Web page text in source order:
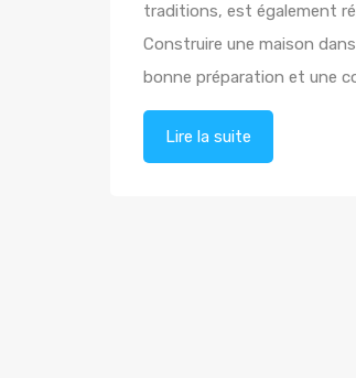
traditions, est également
Construire une maison
bonne préparation et une
Lire la suite